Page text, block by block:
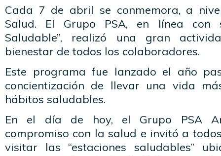
Cada 7 de abril se conmemora, a
Salud. El Grupo PSA, en línea con
Saludable”, realizó una gran
bienestar de todos los colaboradores.
Este programa fue lanzado el año
concientización de llevar una vida
hábitos saludables.
En el día de hoy, el Grupo PSA
compromiso con la salud e invitó a
visitar las “estaciones saludables”